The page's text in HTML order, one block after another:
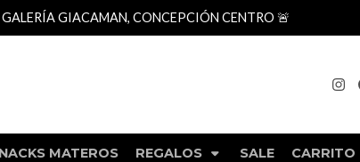
MATEROS REGALOS SALE CARRITO
GIACAMAN, CONCEPCIÓN CENTRO 🚨